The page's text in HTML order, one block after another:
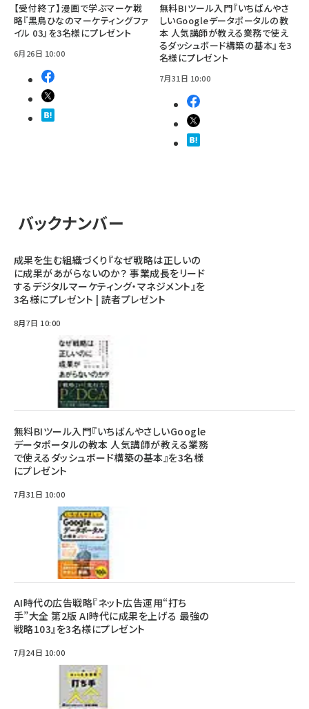
【受付終了】漫画で学ぶマーケ戦
略『黒鳥ひなのマーケティングファ
イル 03』を3名様にプレゼント
6月26日 10:00
無料BIツール入門『いちばんやさ
しいGoogleデータポータルの教
本 人気講師が教える業務で使え
るダッシュボード構築の基本』を3
名様にプレゼント
7月31日 10:00
バックナンバー
成果を生む組織づくり『なぜ戦略は正しいの
に成果があがらないのか？ 事業成長をリード
するデジタルマーケティング・マネジメント』を
3名様にプレゼント | 読者プレゼント
8月7日 10:00
無料BIツール入門『いちばんやさしいGoogle
データポータルの教本 人気講師が教える業務
で使えるダッシュボード構築の基本』を3名様
にプレゼント
7月31日 10:00
AI時代の広告戦略『ネット広告運用“打ち
手”大全 第2版 AI時代に成果を上げる 最強の
戦略103』を3名様にプレゼント
7月24日 10:00